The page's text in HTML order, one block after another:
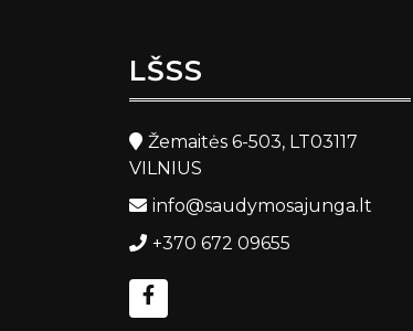
LŠSS
Žemaitės 6-503, LT03117
VILNIUS
info@saudymosajunga.lt
+370 672 09655